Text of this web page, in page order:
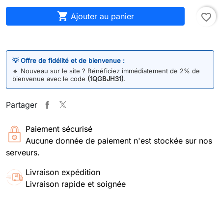
 Ajouter au panier favorite_border
💡 Offre de fidélité et de bienvenue :
🔹 Nouveau sur le site ? Bénéficiez immédiatement de 2% de
bienvenue avec le code (1QGBJH31).
Partager
Paiement sécurisé
Aucune donnée de paiement n'est stockée sur nos
serveurs.
Livraison expédition
Livraison rapide et soignée